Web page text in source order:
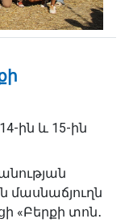
ին և 15-ին
մասնաճյուղն
«Բերքի տոն․